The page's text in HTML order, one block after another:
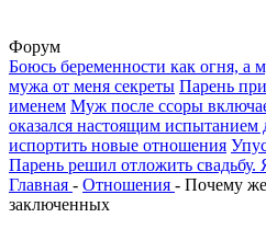
Форум
Боюсь беременности как огня, а
мужа от меня секреты Парень
именем Муж после ссоры
оказался настоящим испытанием
испортить новые отношения
Парень решил отложить свадьбу.
Главная - Отношения - Почему
заключенных